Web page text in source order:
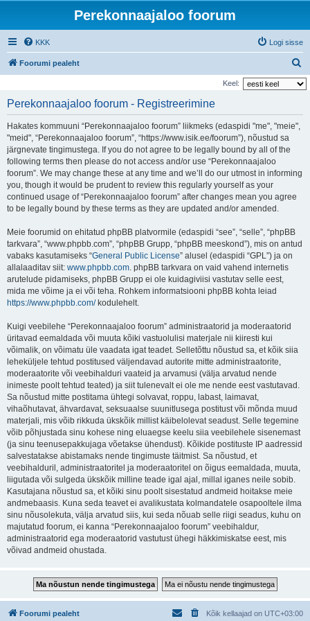
Perekonnaajaloo foorum
KKK Logi sisse
Foorumi pealeht
t
Keel:
Perekonnaajaloo foorum - Registreerimine
Hakates kommuuni “Perekonnaajaloo foorum” liikmeks (edaspidi "me", "meie",
"meid", “Perekonnaajaloo foorum”, “https://www.isik.ee/foorum”), nõustud sa
järgnevate tingimustega. If you do not agree to be legally bound by all of the
following terms then please do not access and/or use “Perekonnaajaloo
foorum”. We may change these at any time and we’ll do our utmost in informing
you, though it would be prudent to review this regularly yourself as your
continued usage of “Perekonnaajaloo foorum” after changes mean you agree
to be legally bound by these terms as they are updated and/or amended.
Meie foorumid on ehitatud phpBB platvormile (edaspidi “see”, “selle”, “phpBB
tarkvara”, “www.phpbb.com”, “phpBB Grupp, “phpBB meeskond”), mis on antud
vabaks kasutamiseks “General Public License” alusel (edaspidi “GPL”) ja on
allalaaditav siit: www.phpbb.com. phpBB tarkvara on vaid vahend internetis
arutelude pidamiseks, phpBB Grupp ei ole kuidagiviisi vastutav selle eest,
mida me võime ja ei või teha. Rohkem informatsiooni phpBB kohta leiad
https://www.phpbb.com/kodulehelt.
Kuigi veebilehe “Perekonnaajaloo foorum” administraatorid ja moderaatorid
üritavad eemaldada või muuta kõiki vastuolulisi materjale nii kiiresti kui
võimalik, on võimatu üle vaadata igat teadet. Selletõttu nõustud sa, et kõik siia
leheküljele tehtud postitused väljendavad autorite mitte administraatorite,
moderaatorite või veebihalduri vaateid ja arvamusi (välja arvatud nende
inimeste poolt tehtud teated) ja siit tulenevalt ei ole me nende eest vastutavad.
Sa nõustud mitte postitama ühtegi solvavat, roppu, labast, laimavat,
vihaõhutavat, ähvardavat, seksuaalse suunitlusega postitust või mõnda muud
materjali, mis võib rikkuda ükskõik millist käibelolevat seadust. Selle tegemine
võib põhjustada sinu kohese ning eluaegse keelu siia veebilehele sisenemast
(ja sinu teenusepakkujaga võetakse ühendust). Kõikide postituste IP aadressid
salvestatakse abistamaks nende tingimuste täitmist. Sa nõustud, et
veebihalduril, administraatoritel ja moderaatoritel on õigus eemaldada, muuta,
liigutada või sulgeda ükskõik milline teade igal ajal, millal iganes neile sobib.
Kasutajana nõustud sa, et kõiki sinu poolt sisestatud andmeid hoitakse meie
andmebaasis. Kuna seda teavet ei avalikustata kolmandatele osapooltele ilma
sinu nõusolekuta, välja arvatud siis, kui seda nõuab selle riigi seadus, kuhu on
majutatud foorum, ei kanna “Perekonnaajaloo foorum” veebihaldur,
administraatorid ega moderaatorid vastutust ühegi häkkimiskatse eest, mis
võivad andmeid ohustada.
Foorumi pealeht Kõik kellaajad on UTC+03:00